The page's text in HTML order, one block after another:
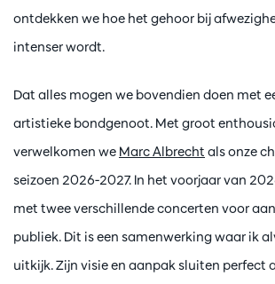
ontdekken we hoe het gehoor bij
intenser wordt.
Dat alles mogen we bovendien doen met
artistieke bondgenoot. Met groot
verwelkomen we Marc Albrecht als onze
seizoen 2026-2027. In het voorjaar van
met twee verschillende concerten voor
publiek. Dit is een samenwerking waar ik
uitkijk. Zijn visie en aanpak sluiten perfect